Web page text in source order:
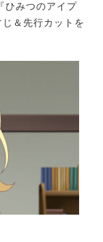
ひみつのアイプ
＆先行カットを